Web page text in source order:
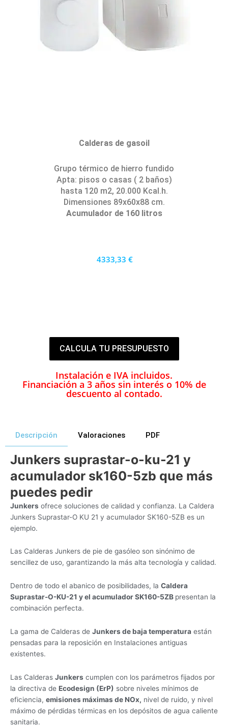
Calderas de gasoil
Grupo térmico de hierro fundido
Apta: pisos o casas ( 2 baños)
hasta 120 m2, 20.000 Kcal.h.
Dimensiones 89x60x88 cm.
Acumulador de 160 litros
4333,33 €
CALCULA TU PRESUPUESTO
Instalación e IVA incluidos.
Financiación a 3 años sin interés o 10% de
descuento al contado.
Descripción Valoraciones PDF
Junkers suprastar-o-ku-21 y
acumulador sk160-5zb que más
puedes pedir
Junkers ofrece soluciones de calidad y confianza. La Caldera
Junkers Suprastar-O KU 21 y acumulador SK160-5ZB es un
ejemplo.
Las Calderas Junkers de pie de gasóleo son sinónimo de
sencillez de uso, garantizando la más alta tecnología y calidad.
Dentro de todo el abanico de posibilidades, la Caldera
Suprastar-O-KU-21 y el acumulador SK160-5ZB presentan la
combinación perfecta.
La gama de Calderas de Junkers de baja temperatura están
pensadas para la reposición en Instalaciones antiguas
existentes.
Las Calderas Junkers cumplen con los parámetros fijados por
la directiva de Ecodesign (ErP) sobre niveles mínimos de
eficiencia, emisiones máximas de NOx, nivel de ruido, y nivel
máximo de pérdidas térmicas en los depósitos de agua caliente
sanitaria.